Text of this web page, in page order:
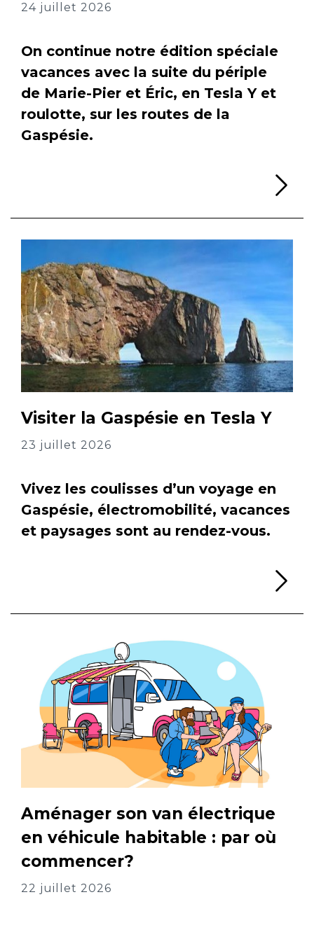
24 juillet 2026
On continue notre édition spéciale
vacances avec la suite du périple
de Marie-Pier et Éric, en Tesla Y et
roulotte, sur les routes de la
Gaspésie.
Visiter la Gaspésie en Tesla Y
23 juillet 2026
Vivez les coulisses d’un voyage en
Gaspésie, électromobilité, vacances
et paysages sont au rendez-vous.
Aménager son van électrique
en véhicule habitable : par où
commencer?
22 juillet 2026